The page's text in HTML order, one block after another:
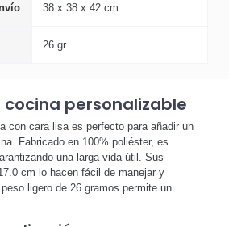
38 x 38 x 42 cm
26 gr
personalizable
con cara lisa es perfecto para añadir un
Fabricado en 100% poliéster, es
una larga vida útil. Sus
cm lo hacen fácil de manejar y
ligero de 26 gramos permite un